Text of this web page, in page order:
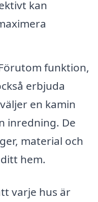
kan
funktion,
erbjuda
en kamin
inredning. De
material och
hem.
varje hus är